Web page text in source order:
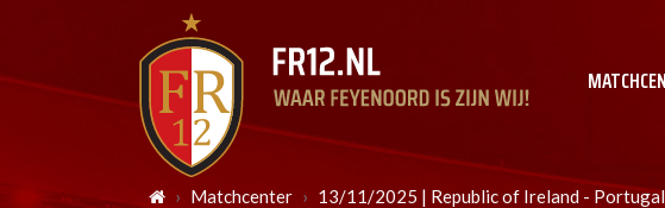
Matchcenter 13/11/2025 | Republic of Ireland - Portugal